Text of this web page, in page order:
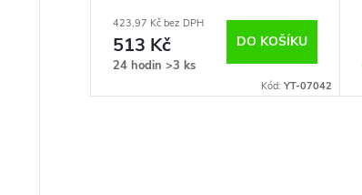
423,97 Kč bez DPH
513 Kč
24 hodin >3 ks
DO KOŠÍKU
Kód: YT-07042